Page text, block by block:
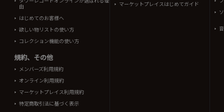
由
はじめてのお客様へ
欲しい物リストの使い方
コレクション機能の使い方
規約、その他
メンバーズ利用規約
オンライン利用規約
マーケットプレイス利用規約
特定商取引法に基づく表示
マーケットプレイスはじめてガイド